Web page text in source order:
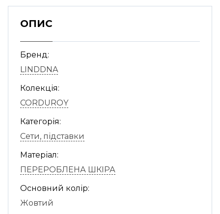
ОПИС
Бренд:
LINDDNA
Колекція:
CORDUROY
Категорія:
Сети, підставки
Матеріал:
ПЕРЕРОБЛЕНА ШКІРА
Основний колір:
Жовтий